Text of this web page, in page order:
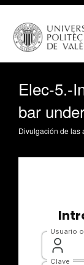
Elec-5.-
bar